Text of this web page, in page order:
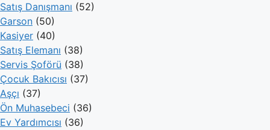
Satış Danışmanı (52)
Garson (50)
Kasiyer (40)
Satış Elemanı (38)
Servis Şoförü (38)
Çocuk Bakıcısı (37)
Aşçı (37)
Ön Muhasebeci (36)
Ev Yardımcısı (36)